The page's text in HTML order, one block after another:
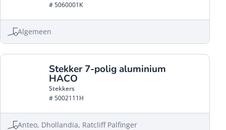
# 5060001K
Algemeen
Stekker 7-polig aluminium
HACO
Stekkers
# 5002111H
Anteo, Dhollandia, Ratcliff Palfinger